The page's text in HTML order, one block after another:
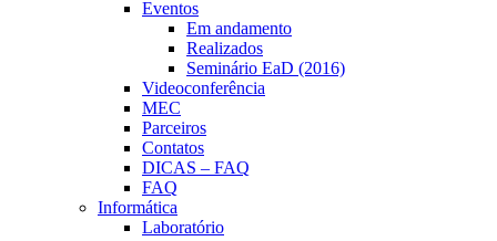
Eventos
Em andamento
Realizados
Seminário EaD (2016)
Videoconferência
MEC
Parceiros
Contatos
DICAS – FAQ
FAQ
Informática
Laboratório